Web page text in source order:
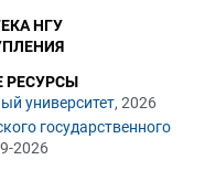
университет, 2026
государственного
2026
НГУ
РЕСУРСЫ